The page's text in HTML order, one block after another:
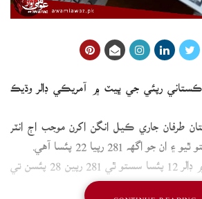
رپئي جي ڀيٽ ۾ آمريڪي ڊالر وڌيڪ
طرفان جاري ڪيل انگن اکرن موجب اڄ انٽر